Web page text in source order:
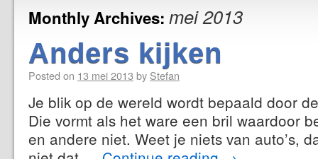
Monthly Archives: mei 2013
Anders kijken
Posted on 13 mei 2013 by Stefan
Je blik op de wereld wordt bepaald door
Die vormt als het ware een bril waardoor
en andere niet. Weet je niets van auto’s,